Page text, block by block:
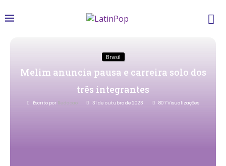
Brasil
Melim anuncia pausa e carreira solo dos
três integrantes
Escrito por Redacao 31 de outubro de 2023 807Visualizações